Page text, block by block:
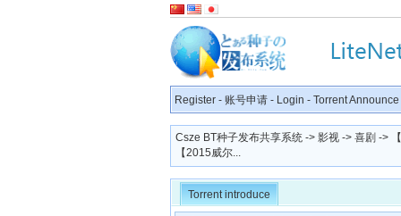
Register - 账号申请 - Login - Torrent Announce
Csze BT种子发布共享系统 -> 影视 -> 喜剧 ->
【2015威尔...
Torrent introduce